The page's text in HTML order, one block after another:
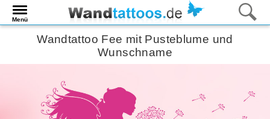
Menü
Wandtattoo Fee mit Pusteblume und
Wunschname